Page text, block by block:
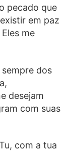
pecado que
em paz
me
sempre dos
desejam
com suas
com a tua